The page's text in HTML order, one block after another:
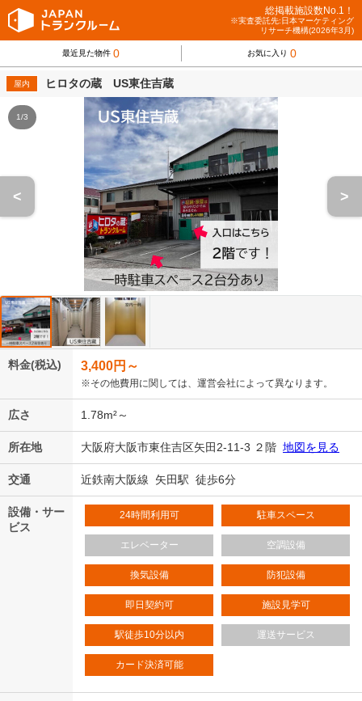
総掲載施設数No.1！
※実査委託先:日本マーケティング
リサーチ機構(2026年3月)
最近見た物件 0 お気に入り 0
屋内 ヒロタの蔵 US東住吉蔵
1/3
< >
料金(税込) 3,400円～
※その他費用に関しては、運営会社によって異なります。
広さ 1.78m²～
所在地 大阪府大阪市東住吉区矢田2-11-3 ２階 地図を見る
交通 近鉄南大阪線 矢田駅 徒歩6分
設備・サー
ビス
24時間利用可 駐車スペース
エレベーター 空調設備
換気設備 防犯設備
即日契約可 施設見学可
駅徒歩10分以内 運送サービス
カード決済可能